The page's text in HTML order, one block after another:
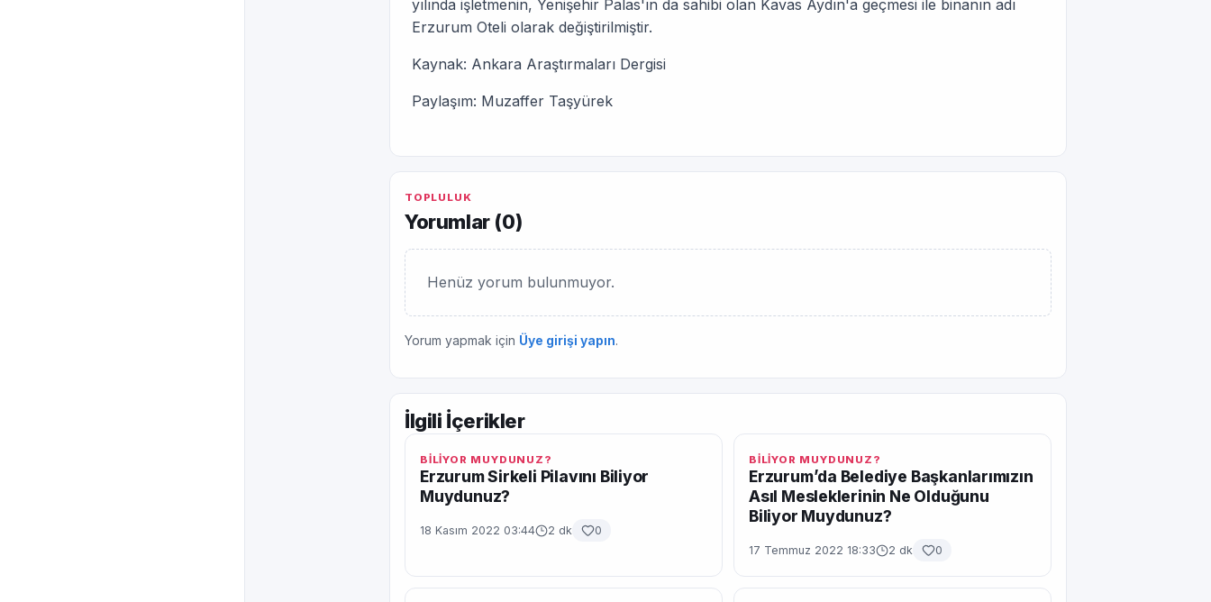
yılında işletmenin, Yenişehir Palas'ın da sahibi olan Kavas Aydın'a geçmesi ile binanın adı
Erzurum Oteli olarak değiştirilmiş­tir.
Kaynak: Ankara Araştırmaları Dergisi
Paylaşım: Muzaffer Taşyürek
TOPLULUK
Yorumlar (0)
Henüz yorum bulunmuyor.
Yorum yapmak için Üye girişi yapın.
İlgili İçerikler
BİLİYOR MUYDUNUZ?
Erzurum Sirkeli Pilavını Biliyor
Muydunuz?
18 Kasım 2022 03:44 2 dk 0
BİLİYOR MUYDUNUZ?
Erzurum’da Belediye Başkanlarımızın
Asıl Mesleklerinin Ne Olduğunu
Biliyor Muydunuz?
17 Temmuz 2022 18:33 2 dk 0